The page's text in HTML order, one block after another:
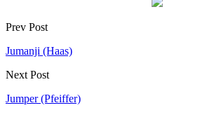
Prev Post
Jumanji (Haas)
Next Post
Jumper (Pfeiffer)